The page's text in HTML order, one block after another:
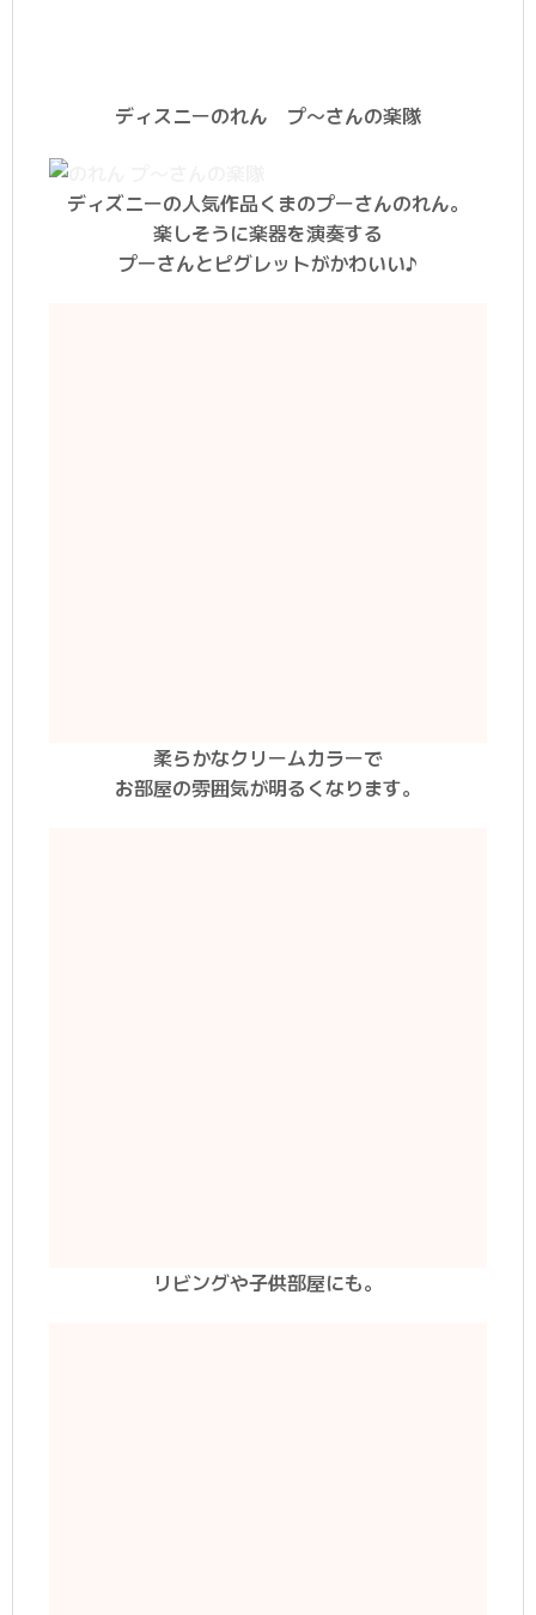
ディスニーのれん プ〜さんの楽隊
ディズニーの人気作品くまのプーさんのれん。
楽しそうに楽器を演奏する
プーさんとピグレットがかわいい♪
柔らかなクリームカラーで
お部屋の雰囲気が明るくなります。
リビングや子供部屋にも。